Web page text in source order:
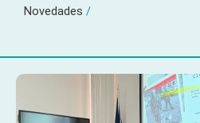
Novedades /